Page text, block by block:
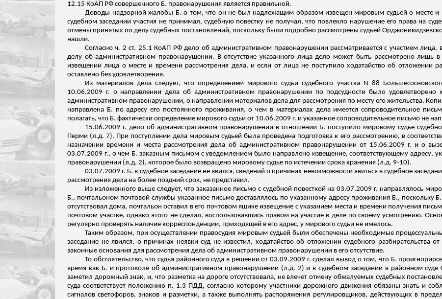
12.15 КоАП РФ совершенного Б. правонарушения является правильной.
Доводы надзорной жалобы Б. о том, что он не был надлежащим образом извещен мировым судьей о месте и
судебном заседании участия не принимал, судебную повестку не получал, что повлекло нарушение его права на
отмены принятых по делу судебных постановлений, поскольку были подробно рассмотрены судьей
нашли.
Согласно ч. 2 ст. 25.1 КоАП РФ дело об административном правонарушении рассматривается с участием лица,
делу об административном правонарушении. В отсутствие указанного лица дело может быть рассмотрено лишь
извещении лица о месте и времени рассмотрения дела, и если от лица не поступило ходатайство об отложении
оставлено без удовлетворения.
Из материалов дела следует, что определением мирового судьи судебного участка N 88
10.06.2009 г. о направлении дела об административном правонарушении по подсудности было удовлетворено
административном правонарушении, о направлении материалов дела для рассмотрения по месту его жительства.
направлена Б. по адресу его постоянного проживания, о чем в материалах дела имеется сопроводительное
полагать, что Б. фактически определение мирового судьи от 10.06.2009 г. и указанное сопроводительное письмо не
15.06.2009 г. дело об административном правонарушении в отношении Б. поступило мировому судье
Перми (л.д. 7). При поступлении дела мировым судьей была проведена подготовка к его рассмотрению, в
назначении времени и места рассмотрения дела об административном правонарушении от 15.06.2009 г. и о
03.07.2009 г., о чем Б. заказным письмом с уведомлением было направлено извещение, соответствующему адресу,
правонарушении (л.д. 2), которое было возвращено мировому судье по истечении срока хранения (л.д. 9-10).
03.07.2009 г. Б. в судебное заседание не явился, сведений о причинах невозможности явиться в судебное
рассмотрения дела на более поздний срок, не представил.
Из изложенного выше следует, что заказанное письмо с судебной повесткой на 03.07.2009 г. направлялось
Б., почтальоном почтовой службы указанное письмо доставлялось по указанному адресу проживания Б., поскольку
отсутствовал дома, почтальон оставил в его почтовом ящике извещение с указанием места и времени получения
почтовом участке,однако этого не сделал, воспользовавшись правом на участие в деле по своему усмотрению.
регулярно проверять наличие корреспонденции, приходящей в его адрес, у мирового судьи не имелось.
Таким образом, при осуществлении правосудия мировым судьей были обеспечены необходимые
заседание не явился, о причинах неявки суд не известил, ходатайство об отложении судебного разбирательства
законные основания для рассмотрения дела об административном правонарушении в его отсутствие.
То обстоятельство, что судья районного суда в решении от 03.09.2009 г. сделал вывод о том, что Б.
время как Б. и протоколе об административном правонарушении (л.д. 2) и в судебном заседании в районном суде
заметил дорожный знак, и, что разметка на дороге отсутствовала, не влечет отмену обжалуемых судебных
суда соответствует положению п. 1.3 ПДД, согласно которому участники дорожного движения обязаны знать и
сигналов светофоров, знаков и разметки, а также выполнять распоряжения регулировщиков, действующих в